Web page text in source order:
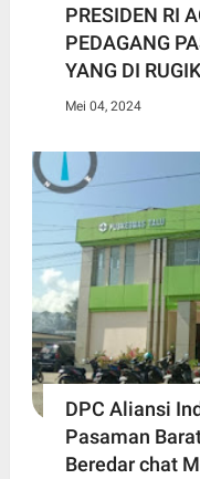
PRESIDEN RI
PEDAGANG
YANG DI
Mei 04, 2024
DPC Aliansi
Pasaman
Beredar chat